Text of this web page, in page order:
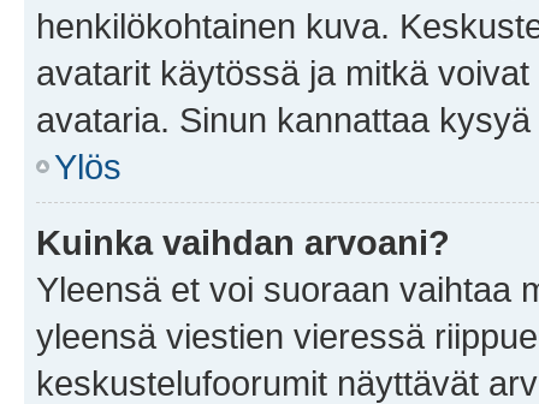
henkilökohtainen kuva.
avatarit käytössä ja mitkä
avataria. Sinun kannattaa
Ylös
Kuinka vaihdan arvoani?
Yleensä et voi suoraan vaihtaa
yleensä viestien vieressä
keskustelufoorumit näyttävät